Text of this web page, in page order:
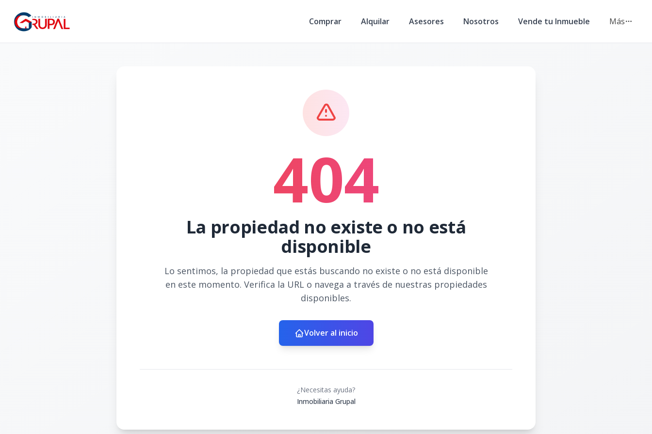
Comprar Alquilar Asesores Nosotros Vende tu Inmueble Más
404
La propiedad no existe o no está
disponible
Lo sentimos, la propiedad que estás buscando no existe o no está disponible
en este momento. Verifica la URL o navega a través de nuestras propiedades
disponibles.
Volver al inicio
¿Necesitas ayuda?
Inmobiliaria Grupal